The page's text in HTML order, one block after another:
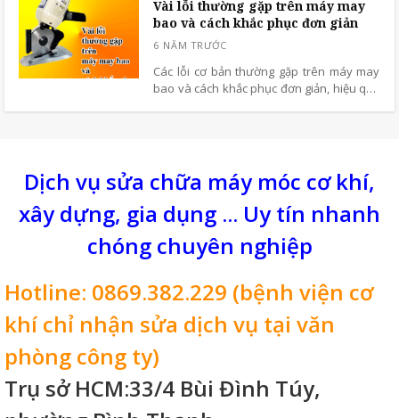
hưởng cũng như chất lượng sản phẩm
không đạt tiêu chuẩn
Vài lỗi thường gặp trên máy may
bao và cách khắc phục đơn giản
Các lỗi cơ bản thường gặp trên máy may
bao và cách khắc phục đơn giản, hiệu quả
Dịch vụ sửa chữa máy móc cơ khí,
xây dựng, gia dụng ... Uy tín nhanh
chóng chuyên nghiệp
Hotline: 0869.382.229 (bệnh viện cơ
khí chỉ nhận sửa dịch vụ tại văn
phòng công ty)
Trụ sở HCM:33/4 Bùi Đình Túy,